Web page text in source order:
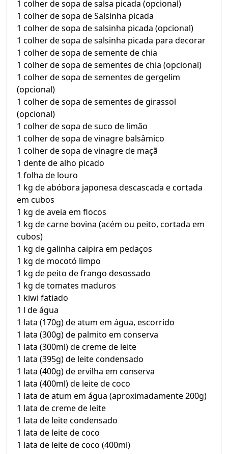
1 colher de sopa de salsa picada (opcional)
1 colher de sopa de Salsinha picada
1 colher de sopa de salsinha picada (opcional)
1 colher de sopa de salsinha picada para decorar
1 colher de sopa de semente de chia
1 colher de sopa de sementes de chia (opcional)
1 colher de sopa de sementes de gergelim
(opcional)
1 colher de sopa de sementes de girassol
(opcional)
1 colher de sopa de suco de limão
1 colher de sopa de vinagre balsâmico
1 colher de sopa de vinagre de maçã
1 dente de alho picado
1 folha de louro
1 kg de abóbora japonesa descascada e cortada
em cubos
1 kg de aveia em flocos
1 kg de carne bovina (acém ou peito, cortada em
cubos)
1 kg de galinha caipira em pedaços
1 kg de mocotó limpo
1 kg de peito de frango desossado
1 kg de tomates maduros
1 kiwi fatiado
1 l de água
1 lata (170g) de atum em água, escorrido
1 lata (300g) de palmito em conserva
1 lata (300ml) de creme de leite
1 lata (395g) de leite condensado
1 lata (400g) de ervilha em conserva
1 lata (400ml) de leite de coco
1 lata de atum em água (aproximadamente 200g)
1 lata de creme de leite
1 lata de leite condensado
1 lata de leite de coco
1 lata de leite de coco (400ml)